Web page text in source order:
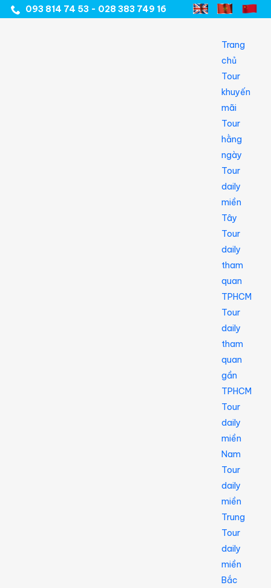
093 814 74 53 - 028 383 749 16
Trang
chủ
Tour
khuyến
mãi
Tour
hằng
ngày
Tour
daily
miền
Tây
Tour
daily
tham
quan
TPHCM
Tour
daily
tham
quan
gần
TPHCM
Tour
daily
miền
Nam
Tour
daily
miền
Trung
Tour
daily
miền
Bắc